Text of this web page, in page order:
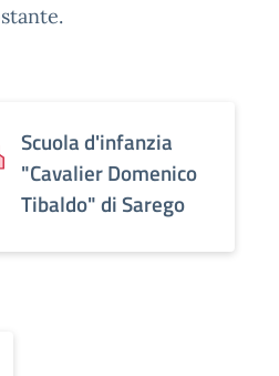
Scuola d'infanzia
"Cavalier Domenico
Tibaldo" di Sarego